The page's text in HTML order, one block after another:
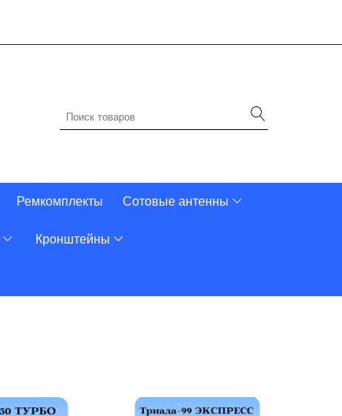
Ремкомплекты Сотовые антенны
Кронштейны